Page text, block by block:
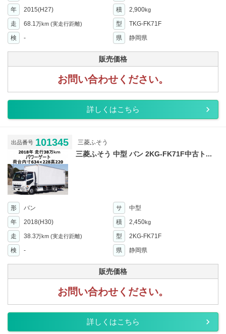
年
2015(H27) 積 2,900kg
走 68.1万km (実走行距離) 型
TKG-FK71F
検
- 県 静岡県
販売価格
お問い合わせください。
詳しくはこちら
出品番号 101345 三菱ふそう
三菱ふそう 中型 バン 2KG-FK71F中古ト...
形 バン サ
中型
年
2018(H30) 積 2,450kg
走 38.3万km (実走行距離) 型
2KG-FK71F
検
- 県 静岡県
販売価格
お問い合わせください。
詳しくはこちら